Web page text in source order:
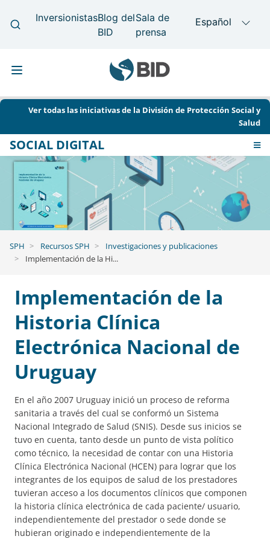
navigation
Pasar
principal
Top
Ver todas las iniciativas de la División de Protección Social y
Salud
SOCIAL DIGITAL
SPH Inicio
Soluciones
Recursos
Analítica de Datos
SPH
SPH Recursos SPH
Investigaciones y publicaciones
Implementación de la Hi...
Implementación de la
Historia Clínica
Electrónica Nacional de
Uruguay
En el año 2007 Uruguay inició un proceso de reforma
sanitaria a través del cual se conformó un Sistema
Nacional Integrado de Salud (SNIS). Desde sus inicios se
tuvo en cuenta, tanto desde un punto de vista político
como técnico, la necesidad de contar con una Historia
Clínica Electrónica Nacional (HCEN) para lograr que los
integrantes de los equipos de salud de los prestadores
tuvieran acceso a los documentos clínicos que componen
la historia clínica electrónica de cada paciente/ usuario,
independientemente del prestador o sede donde se
hubieran originado e independientemente de la